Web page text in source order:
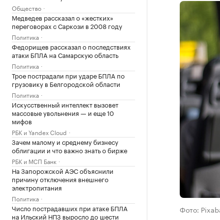
Общество
Медведев рассказал о «жестких»
переговорах с Саркози в 2008 году
Политика
Федорищев рассказал о последствиях
атаки БПЛА на Самарскую область
Политика
Трое пострадали при ударе БПЛА по
грузовику в Белгородской области
Политика
Искусственный интеллект вызовет
массовые увольнения — и еще 10
мифов
РБК и Yandex Cloud
Зачем малому и среднему бизнесу
облигации и что важно знать о бирже
РБК и МСП Банк
На Запорожской АЭС объяснили
причину отключения внешнего
электропитания
Политика
Число пострадавших при атаке БПЛА
на Ильский НПЗ выросло до шести
Фото: